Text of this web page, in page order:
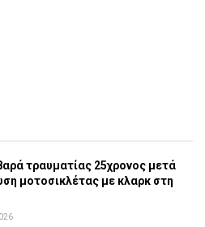
τραυματίας 25χρονος μετά
μοτοσικλέτας με κλαρκ στη